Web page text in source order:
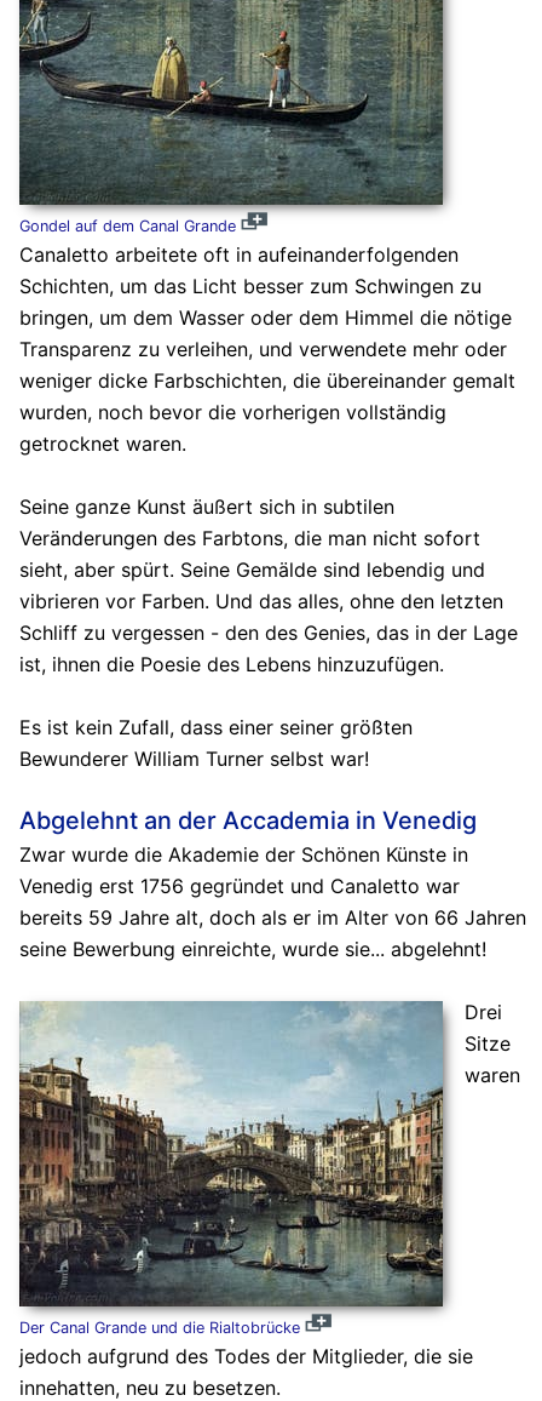
Gondel auf dem Canal Grande
Canaletto arbeitete oft in aufeinanderfolgenden
Schichten, um das Licht besser zum Schwingen zu
bringen, um dem Wasser oder dem Himmel die nötige
Transparenz zu verleihen, und verwendete mehr oder
weniger dicke Farbschichten, die übereinander gemalt
wurden, noch bevor die vorherigen vollständig
getrocknet waren.
Seine ganze Kunst äußert sich in subtilen
Veränderungen des Farbtons, die man nicht sofort
sieht, aber spürt. Seine Gemälde sind lebendig und
vibrieren vor Farben. Und das alles, ohne den letzten
Schliff zu vergessen - den des Genies, das in der Lage
ist, ihnen die Poesie des Lebens hinzuzufügen.
Es ist kein Zufall, dass einer seiner größten
Bewunderer William Turner selbst war!
Abgelehnt an der Accademia in Venedig
Zwar wurde die Akademie der Schönen Künste in
Venedig erst 1756 gegründet und Canaletto war
bereits 59 Jahre alt, doch als er im Alter von 66 Jahren
seine Bewerbung einreichte, wurde sie... abgelehnt!
Der Canal Grande und die Rialtobrücke
Drei
Sitze
waren
jedoch aufgrund des Todes der Mitglieder, die sie
innehatten, neu zu besetzen.